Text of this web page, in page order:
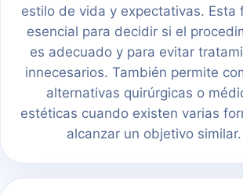
estilo de vida y expectativas. Esta
esencial para decidir si el
es adecuado y para evitar
innecesarios. También permite
alternativas quirúrgicas o
estéticas cuando existen varias
alcanzar un objetivo similar.